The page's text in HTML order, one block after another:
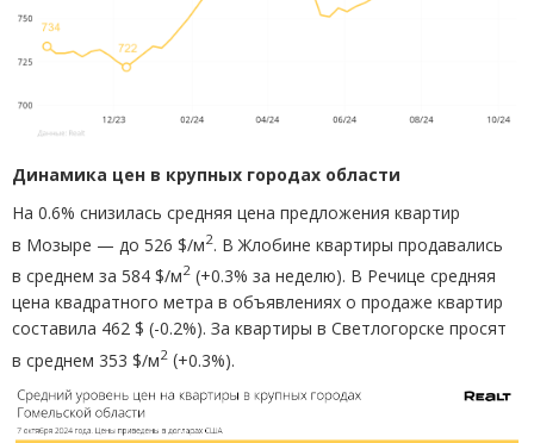
Динамика цен в крупных городах области
На 0.6% снизилась средняя цена предложения квартир
в Мозыре — до 526 $/м2. В Жлобине квартиры продавались
в среднем за 584 $/м2 (+0.3% за неделю). В Речице средняя
цена квадратного метра в объявлениях о продаже квартир
составила 462 $ (-0.2%). За квартиры в Светлогорске просят
в среднем 353 $/м2 (+0.3%).